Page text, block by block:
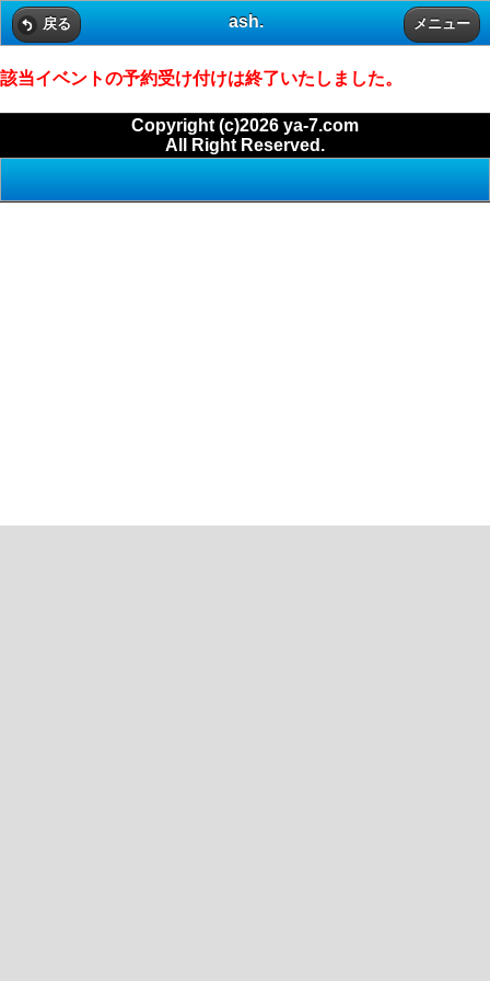
戻る ash. メニュー
該当イベントの予約受け付けは終了いたしました。
Copyright (c)2026 ya-7.com
All Right Reserved.